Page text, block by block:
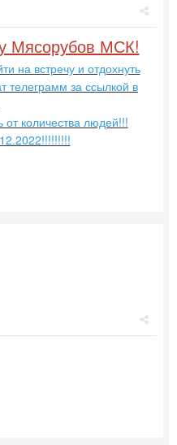
Мясорубов МСК!
на встречу и отдохнуть
телеграмм за ссылкой в
от количества людей!!!